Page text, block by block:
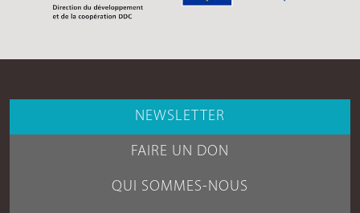
NEWSLETTER
FAIRE UN DON
QUI SOMMES-NOUS